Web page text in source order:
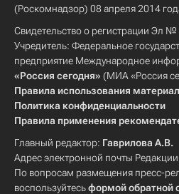
(Роскомнадзор) 08 апреля 2014
Свидетельство о регистрации Эл
Учредитель: Федеральное
предприятие Международное
«Россия сегодня» (МИА «Россия
Правила использования
Политика конфиденциальности
Правила применения
Главный редактор: Гаврилова А.В.
Адрес электронной почты
По вопросам размещения пресс-
воспользуйтесьформой обратной